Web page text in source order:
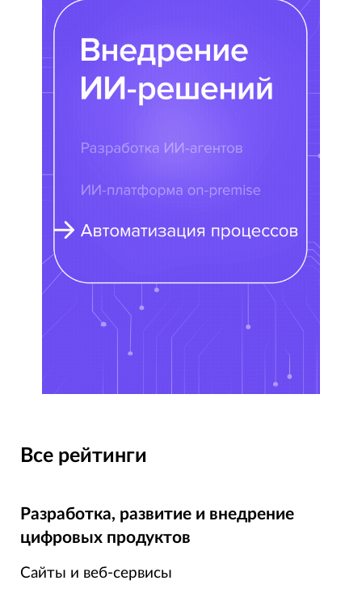
Все рейтинги
Разработка, развитие и внедрение
цифровых продуктов
Сайты и веб-сервисы